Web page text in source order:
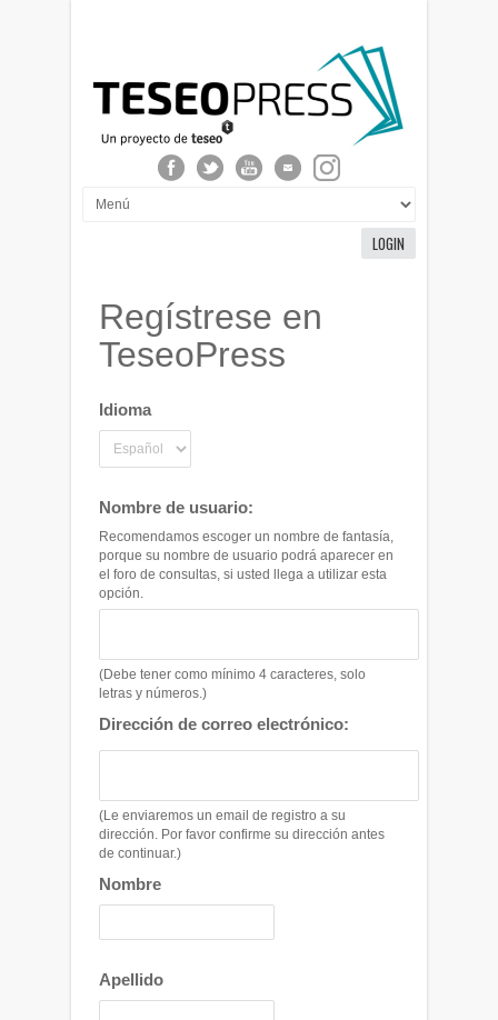
LOGIN
Regístrese en
TeseoPress
Idioma
Nombre de usuario:
Recomendamos escoger un nombre de fantasía,
porque su nombre de usuario podrá aparecer en
el foro de consultas, si usted llega a utilizar esta
opción.
(Debe tener como mínimo 4 caracteres, solo
letras y números.)
Dirección de correo electrónico:
(Le enviaremos un email de registro a su
dirección. Por favor confirme su dirección antes
de continuar.)
Nombre
Apellido